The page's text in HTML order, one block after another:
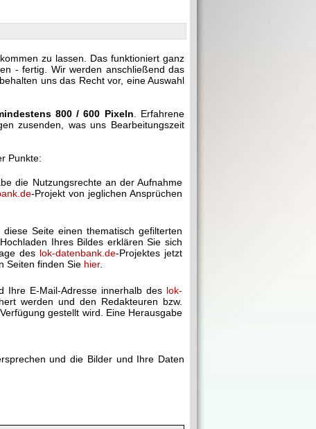
zu lassen. Das funktioniert ganz
- fertig. Wir werden anschließend das
uns das Recht vor, eine Auswahl
800 / 600 Pixeln . Erfahrene
zusenden, was uns Bearbeitungszeit
Punkte:
die Nutzungsrechte an der Aufnahme
-Projekt von jeglichen Ansprüchen
Seite einen thematisch gefilterten
Ihres Bildes erklären Sie sich
des lok-datenbank.de-Projektes jetzt
Seiten finden Sie hier.
Ihre E-Mail-Adresse innerhalb des lok-
werden und den Redakteuren bzw.
gestellt wird. Eine Herausgabe
und die Bilder und Ihre Daten